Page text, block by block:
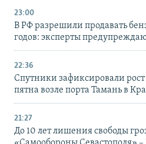
23:00
В РФ разрешили продавать
годов: эксперты
22:36
Спутники зафиксировали
пятна возле порта Тамань в
21:27
До 10 лет лишения свободы